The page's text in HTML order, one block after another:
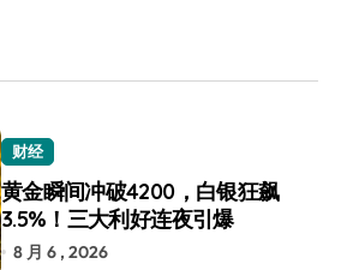
财经
黄金瞬间冲破4200，白银狂飙
3.5%！三大利好连夜引爆
8 月 6 , 2026